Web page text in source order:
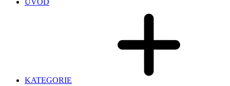
ÚVOD
KATEGORIE